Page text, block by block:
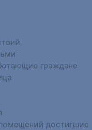
граждане
достигшие